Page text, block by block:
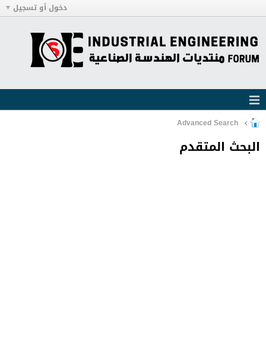
دخول أو تسجيل
البحث المتقدم